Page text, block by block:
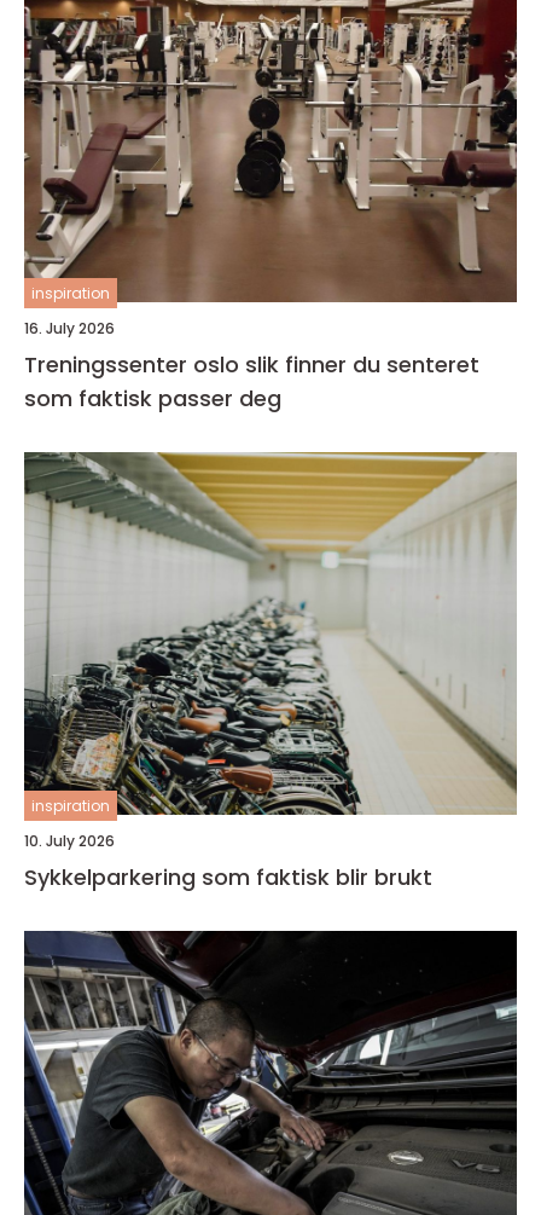
inspiration
16. July 2026
Treningssenter oslo slik finner du senteret
som faktisk passer deg
inspiration
10. July 2026
Sykkelparkering som faktisk blir brukt